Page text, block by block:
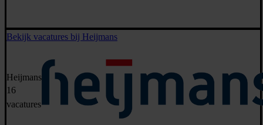
Heijmans
16
vacatures
Bekijk vacatures bij Heijmans